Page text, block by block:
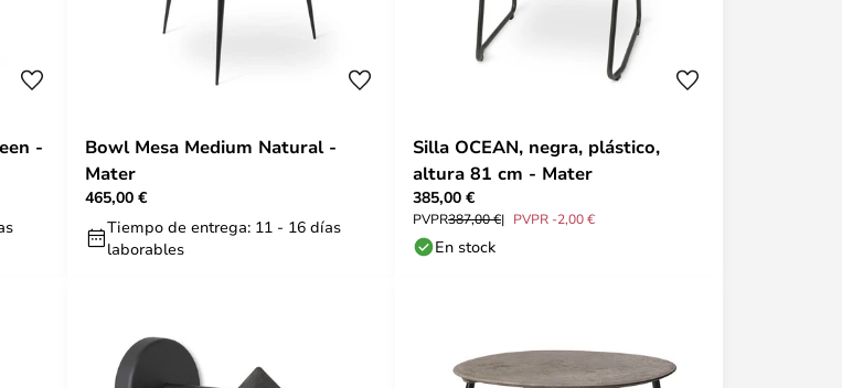
-
Bowl Mesa Medium Natural -
Mater
465,00 €
Tiempo de entrega: 11 - 16 días
laborables
Silla OCEAN, negra, plástico,
altura 81 cm - Mater
385,00 €
PVPR387,00 € PVPR -2,00 €
En stock